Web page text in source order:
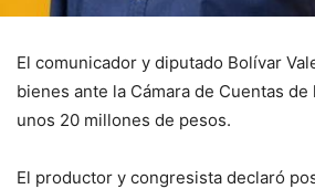
El comunicador y diputado Bolívar
bienes ante la Cámara de Cuentas
unos 20 millones de pesos.
El productor y congresista declaró